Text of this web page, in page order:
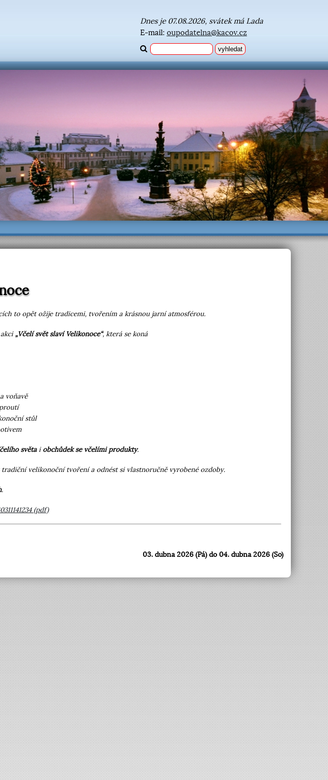
Dnes je 07.08.2026, svátek má Lada
E-mail: oupodatelna@kacov.cz
to opět ožije tradicemi, tvořením a krásnou jarní atmosférou.
„Včelí svět slaví Velikonoce“, která se koná
voňavě
stůl
světai obchůdek se včelími produkty.
velikonoční tvoření a odnést si vlastnoručně vyrobené ozdoby.
.
(pdf)
03. dubna 2026 (Pá) do 04. dubna 2026 (So)